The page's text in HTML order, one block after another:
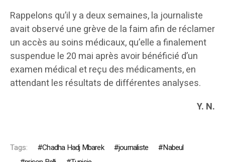
Rappelons qu’il y a deux semaines, la journaliste
avait observé une grève de la faim afin de réclamer
un accès au soins médicaux, qu’elle a finalement
suspendue le 20 mai après avoir bénéficié d’un
examen médical et reçu des médicaments, en
attendant les résultats de différentes analyses.
Y. N.
Tags: Chadha Hadj Mbarek journaliste
Nabeul